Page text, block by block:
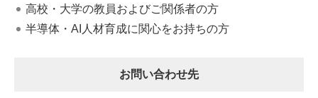
高校・大学の教員およびご関係者の方
半導体・AI人材育成に関心をお持ちの方
お問い合わせ先